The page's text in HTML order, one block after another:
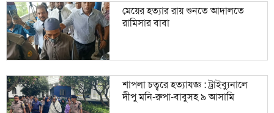
মেয়ের হত্যার রায় শুনতে আদালতে
রামিসার বাবা
শাপলা চত্বরে হত্যাযজ্ঞ : ট্রাইব্যুনালে
দীপু মনি-রুপা-বাবুসহ ৯ আসামি